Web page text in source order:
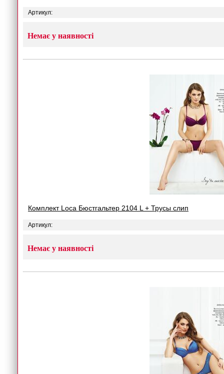
Артикул:
Немає у наявності
Комплект Loca Бюстгальтер 2104 L + Трусы слип
Артикул:
Немає у наявності